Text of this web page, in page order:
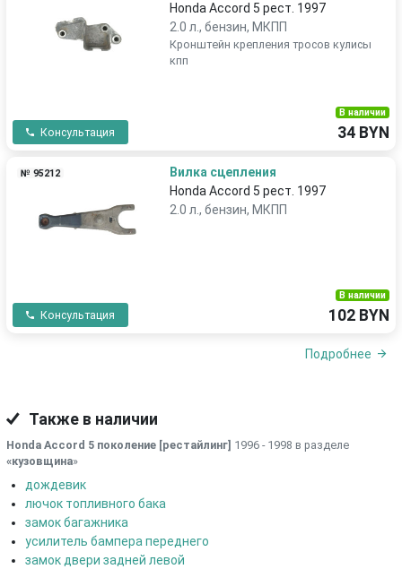
Honda Accord 5 рест. 1997
2.0 л., бензин, МКПП
Кронштейн крепления тросов кулисы
кпп
Консультация
В наличии
34 BYN
№ 95212
Вилка сцепления
Honda Accord 5 рест. 1997
2.0 л., бензин, МКПП
Консультация
В наличии
102 BYN
Подробнее
Также в наличии
Honda Accord 5 поколение [рестайлинг] 1996 - 1998 в разделе
«кузовщина»
дождевик
лючок топливного бака
замок багажника
усилитель бампера переднего
замок двери задней левой